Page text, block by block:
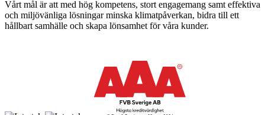
Vårt mål är att med hög kompetens, stort engagemang samt effektiva
och miljövänliga lösningar minska klimatpåverkan, bidra till ett
hållbart samhälle och skapa lönsamhet för våra kunder.